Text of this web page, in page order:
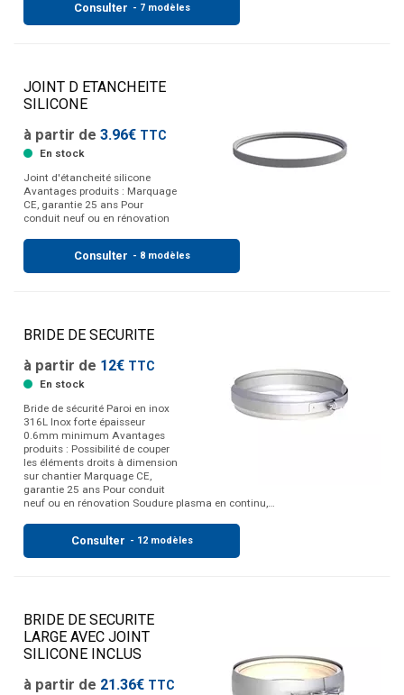
Consulter - 7 modèles
JOINT D ETANCHEITE
SILICONE
à partir de 3.96€ TTC
En stock
Joint d'étancheité silicone
Avantages produits : Marquage
CE, garantie 25 ans Pour
conduit neuf ou en rénovation
Consulter - 8 modèles
BRIDE DE SECURITE
à partir de 12€ TTC
En stock
Bride de sécurité Paroi en inox
316L Inox forte épaisseur
0.6mm minimum Avantages
produits : Possibilité de couper
les éléments droits à dimension
sur chantier Marquage CE,
garantie 25 ans Pour conduit
neuf ou en rénovation Soudure plasma en continu,…
Consulter - 12 modèles
BRIDE DE SECURITE
LARGE AVEC JOINT
SILICONE INCLUS
à partir de 21.36€ TTC